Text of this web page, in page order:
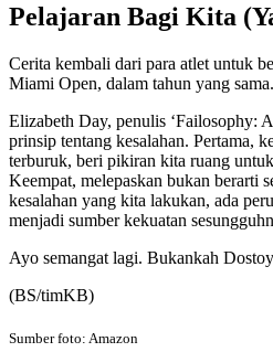
Pelajaran Bagi Kita
Cerita kembali dari para atlet untuk
Miami Open, dalam tahun yang
Elizabeth Day, penulis ‘Failosophy:
prinsip tentang kesalahan. Pertama,
terburuk, beri pikiran kita ruang
Keempat, melepaskan bukan berarti
kesalahan yang kita lakukan, ada
menjadi sumber kekuatan
Ayo semangat lagi. Bukankah
(BS/timKB)
Sumber foto: Amazon